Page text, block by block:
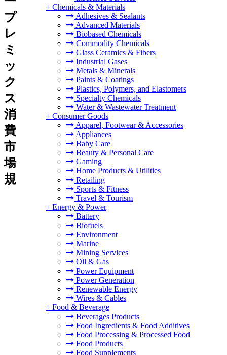
+ Chemicals & Materials
Adhesives & Sealants
Advanced Materials
Biobased Chemicals
Commodity Chemicals
Glass Ceramics & Fibers
Industrial Gases
Metals & Minerals
Paints & Coatings
Plastics, Polymers, and Elastomers
Specialty Chemicals
Water & Wastewater Treatment
+ Consumer Goods
Apparel, Footwear & Accessories
Appliances
Baby Care
Beauty & Personal Care
Gaming
Home Products & Utilities
Retailing
Sports & Fitness
Travel & Tourism
+ Energy & Power
Battery
Biofuels
Environment
Marine
Mining Services
Oil & Gas
Power Equipment
Power Generation
Renewable Energy
Wires & Cables
+ Food & Beverage
Beverages Products
Food Ingredients & Food Additives
Food Processing & Processed Food
Food Products
Food Supplements
プ
レ
ミ
ッ
ク
ス
消
費
市
場
規